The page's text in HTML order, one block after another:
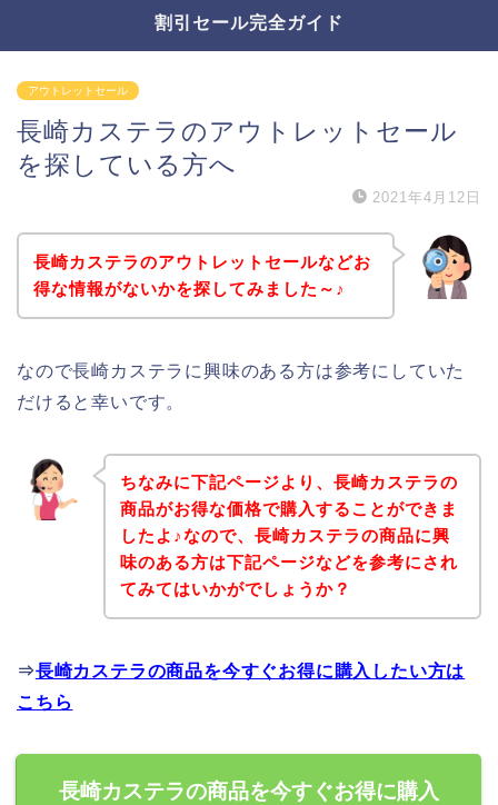
割引セール完全ガイド
アウトレットセール
長崎カステラのアウトレットセール
を探している方へ
2021年4月12日
長崎カステラのアウトレットセールなどお
得な情報がないかを探してみました～♪
なので長崎カステラに興味のある方は参考にしていた
だけると幸いです。
ちなみに下記ページより、長崎カステラの
商品がお得な価格で購入することができま
したよ♪なので、長崎カステラの商品に興
味のある方は下記ページなどを参考にされ
てみてはいかがでしょうか？
⇒長崎カステラの商品を今すぐお得に購入したい方は
こちら
長崎カステラの商品を今すぐお得に購入